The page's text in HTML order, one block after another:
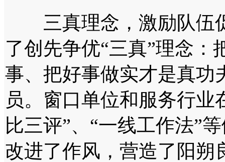
三真理念，激励队伍
了创先争优“三真”理念：
事、把好事做实才是真功
员。窗口单位和服务行业
比三评”、“一线工作法”
改进了作风，营造了阳朔